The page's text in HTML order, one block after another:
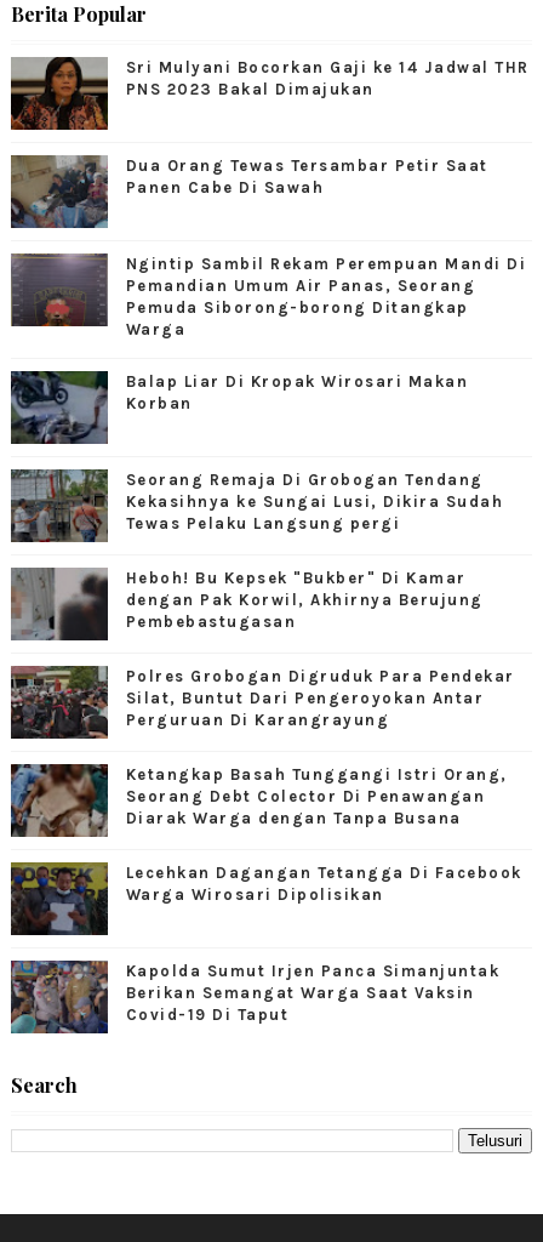
Berita Popular
Sri Mulyani Bocorkan Gaji ke 14 Jadwal THR
PNS 2023 Bakal Dimajukan
Dua Orang Tewas Tersambar Petir Saat
Panen Cabe Di Sawah
Ngintip Sambil Rekam Perempuan Mandi Di
Pemandian Umum Air Panas, Seorang
Pemuda Siborong-borong Ditangkap
Warga
Balap Liar Di Kropak Wirosari Makan
Korban
Seorang Remaja Di Grobogan Tendang
Kekasihnya ke Sungai Lusi, Dikira Sudah
Tewas Pelaku Langsung pergi
Heboh! Bu Kepsek "Bukber" Di Kamar
dengan Pak Korwil, Akhirnya Berujung
Pembebastugasan
Polres Grobogan Digruduk Para Pendekar
Silat, Buntut Dari Pengeroyokan Antar
Perguruan Di Karangrayung
Ketangkap Basah Tunggangi Istri Orang,
Seorang Debt Colector Di Penawangan
Diarak Warga dengan Tanpa Busana
Lecehkan Dagangan Tetangga Di Facebook
Warga Wirosari Dipolisikan
Kapolda Sumut Irjen Panca Simanjuntak
Berikan Semangat Warga Saat Vaksin
Covid-19 Di Taput
Search